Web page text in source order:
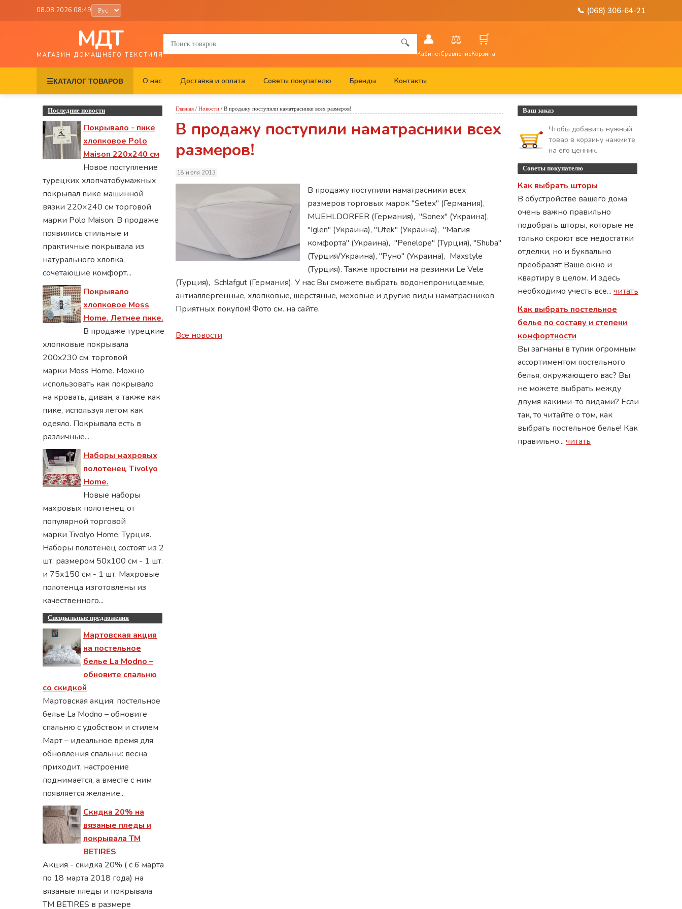
08.08.2026 08:49 📞 (068) 306-64-21
МДТ
МАГАЗИН ДОМАШНЕГО ТЕКСТИЛЯ
🔍 👤
Кабинет
⚖️
Сравнение
🛒
Корзина
☰КАТАЛОГ ТОВАРОВ О нас Доставка и оплата Советы покупателю Бренды Контакты
Последние новости
Покрывало - пике
хлопковое Polo
Maison 220х240 см
Новое поступление
турецких хлопчатобумажных
покрывал пике машинной
вязки 220×240 см торговой
марки Polo Maison. В продаже
появились стильные и
практичные покрывала из
натурального хлопка,
сочетающие комфорт...
Покрывало
хлопковое Moss
Home. Летнее пике.
В продаже турецкие
хлопковые покрывала
200x230 см. торговой
марки Moss Home. Можно
использовать как покрывало
на кровать, диван, а также как
пике, используя летом как
одеяло. Покрывала есть в
различные...
Наборы махровых
полотенец Tivolyo
Home.
Новые наборы
махровых полотенец от
популярной торговой
марки Tivolyo Home, Турция.
Наборы полотенец состоят из 2
шт. размером 50x100 см - 1 шт.
и 75х150 см - 1 шт. Махровые
полотенца изготовлены из
качественного...
Специальные предложения
Мартовская акция
на постельное
белье La Modno –
обновите спальню
со скидкой
Мартовская акция: постельное
белье La Modno – обновите
спальню с удобством и стилем
Март – идеальное время для
обновления спальни: весна
приходит, настроение
поднимается, а вместе с ним
появляется желание...
Скидка 20% на
вязаные пледы и
покрывала ТМ
BETIRES
Акция - скидка 20% ( с 6 марта
по 18 марта 2018 года) на
вязаные пледы и покрывала
ТМ BETIRES в размере
Главная / Новости / В продажу поступили наматрасники всех размеров!
В продажу поступили наматрасники всех
размеров!
18 июля 2013
В продажу поступили наматрасники всех
размеров торговых марок "Setex" (Германия),
MUEHLDORFER (Германия), "Sonex" (Украина),
"Iglen" (Украина), "Utek" (Украина), "Магия
комфорта" (Украина), "Penelope" (Турция), "Shuba"
(Турция/Украина), "Руно" (Украина), Maxstyle
(Турция). Также простыни на резинки Le Vele
(Турция), Sсhlafgut (Германия). У нас Вы сможете выбрать водонепроницаемые,
антиаллергенные, хлопковые, шерстяные, меховые и другие виды наматрасников.
Приятных покупок! Фото см. на сайте.
Все новости
Ваш заказ
Чтобы добавить нужный
товар в корзину нажмите
на его ценник.
Советы покупателю
Как выбрать шторы
В обустройстве вашего дома
очень важно правильно
подобрать шторы, которые не
только скроют все недостатки
отделки, но и буквально
преобразят Ваше окно и
квартиру в целом. И здесь
необходимо учесть все... читать
Как выбрать постельное
белье по составу и степени
комфортности
Вы загнаны в тупик огромным
ассортиментом постельного
белья, окружающего вас? Вы
не можете выбрать между
двумя какими-то видами? Если
так, то читайте о том, как
выбрать постельное белье! Как
правильно... читать